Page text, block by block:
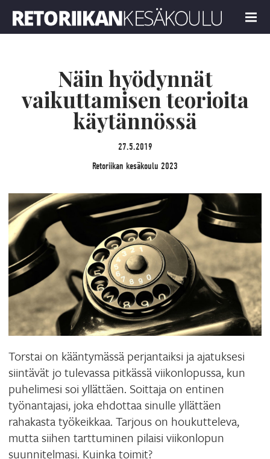
MENU
Näin hyödynnät
vaikuttamisen teorioita
käytännössä
27.5.2019
Retoriikan kesäkoulu 2023
Torstai on kääntymässä perjantaiksi ja ajatuksesi
siintävät jo tulevassa pitkässä viikonlopussa, kun
puhelimesi soi yllättäen. Soittaja on entinen
työnantajasi, joka ehdottaa sinulle yllättäen
rahakasta työkeikkaa. Tarjous on houkutteleva,
mutta siihen tarttuminen pilaisi viikonlopun
suunnitelmasi. Kuinka toimit?